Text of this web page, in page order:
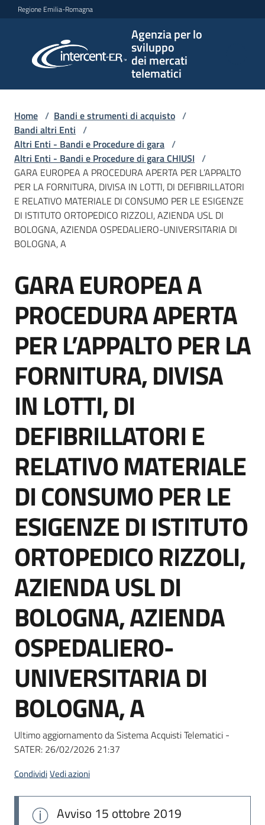
Vai al contenuto
Vai alla navigazione
Vai al footer
Regione Emilia-Romagna
Agenzia per lo
sviluppo
dei mercati
telematici
per lo
sviluppo
telematici
L'Agenzia
Bandi
e
strumenti
acquisto
Supporto
Piattaforme
telematiche
English
site
Seguici
su
Home / Bandi e strumenti di acquisto /
Bandi altri Enti /
Altri Enti - Bandi e Procedure di gara /
Altri Enti - Bandi e Procedure di gara CHIUSI /
GARA EUROPEA A PROCEDURA APERTA PER L’APPALTO
PER LA FORNITURA, DIVISA IN LOTTI, DI DEFIBRILLATORI
E RELATIVO MATERIALE DI CONSUMO PER LE ESIGENZE
DI ISTITUTO ORTOPEDICO RIZZOLI, AZIENDA USL DI
BOLOGNA, AZIENDA OSPEDALIERO-UNIVERSITARIA DI
BOLOGNA, A
Salta al contenuto
GARA EUROPEA A
PROCEDURA APERTA
PER L’APPALTO PER LA
FORNITURA, DIVISA
IN LOTTI, DI
DEFIBRILLATORI E
RELATIVO MATERIALE
DI CONSUMO PER LE
ESIGENZE DI ISTITUTO
ORTOPEDICO RIZZOLI,
AZIENDA USL DI
BOLOGNA, AZIENDA
OSPEDALIERO-
UNIVERSITARIA DI
BOLOGNA, A
Ultimo aggiornamento da Sistema Acquisti Telematici -
SATER: 26/02/2026 21:37
CondividiVedi azioni
Avviso 15 ottobre 2019